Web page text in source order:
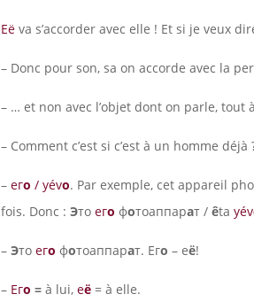
Её va s’accorder avec elle ! Et si je veux
– Donc pour son, sa on accorde avec la
– … et non avec l’objet dont on parle, tout
– Comment c’est si c’est à un homme déjà
– его / yévo. Par exemple, cet appareil
fois. Donc : Это его фотоаппарат / êta yév
– Это его фотоаппарат. Его – её!
– Его = à lui, её = à elle.